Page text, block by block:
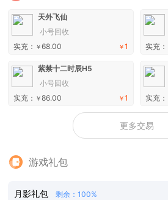
天外飞仙
小号回收
￥1
实充： ￥68.00 实充：
紫禁十二时辰H5
小号回收
￥1
实充： ￥86.00 实充：
更多交易
游戏礼包
月影礼包
剩余：100%